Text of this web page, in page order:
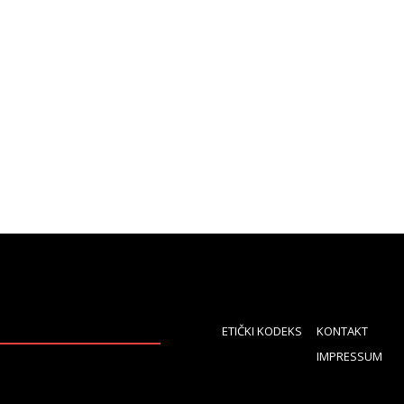
ETIČKI KODEKS
KONTAKT
IMPRESSUM